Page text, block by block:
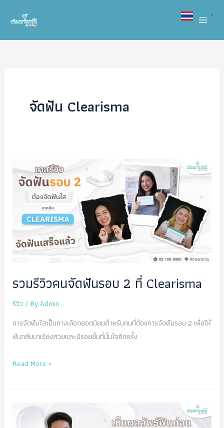
content
จัดฟัน Clearisma
รวมรีวิวคนจัดฟันรอบ 2 ที่ Clearisma
รีวิว / ByAdmin
การจัดฟันใสเป็นทางเลือกยอดนิยมสำหรับคนที่ต้องการจัดฟันรอบ 2 เพื่อให้
ฟันกลับมาเรียงสวยและมีรอยยิ้มที่มั่นใจอีกครั้ง
รวม
ฟัน
Read More »
Thai ▼